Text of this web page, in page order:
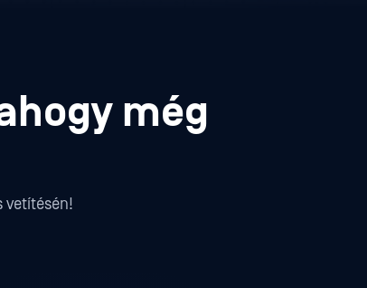
még
vetítésén!